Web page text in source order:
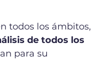
todos los ámbitos,
de todos los
para su